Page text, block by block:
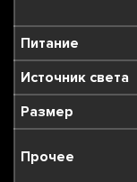
Питание
Источник света
Размер
Прочее